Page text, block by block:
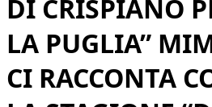
DI CRISPIANO
LA PUGLIA”
CI RACCONTA